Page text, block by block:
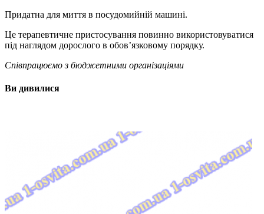
Придатна для миття в посудомийній машині.
Це терапевтичне пристосування повинно використовуватися
під наглядом дорослого в обов’язковому порядку.
Співпрацюємо з бюджетними організаціями
Ви дивилися